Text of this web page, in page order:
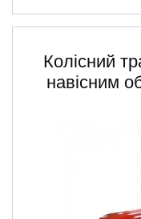
Колісний
навісним